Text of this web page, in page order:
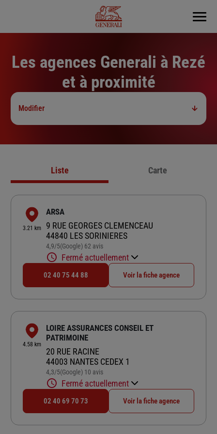
Menu
Les agences Generali à Rezé
et à proximité
Modifier
Liste Carte
3.21 km
ARSA
9 RUE GEORGES CLEMENCEAU
44840 LES SORINIERES
4,9/5Note de 4.9 sur 5
(Google) 62 avis
Fermé actuellement
02 40 75 44 88 Voir la fiche agence
4.58 km
LOIRE ASSURANCES CONSEIL ET
PATRIMOINE
20 RUE RACINE
44003 NANTES CEDEX 1
4,3/5Note de 4.3 sur 5
(Google) 10 avis
Fermé actuellement
02 40 69 70 73 Voir la fiche agence